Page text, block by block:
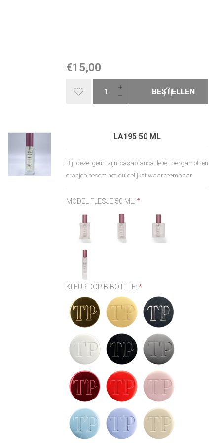
€15,00
BESTELLEN
LA195 50 ML
Bij deze geur zijn casablanca lelie, bergamot en
oranjebloesem het duidelijkst waarneembaar.
MODEL FLESJE 50 ML:*
KLEUR DOP B-BOTTLE:*